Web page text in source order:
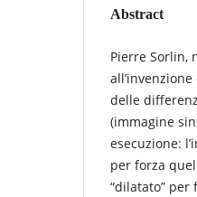
Abstract
Pierre Sorlin,
delle
(immagine
esecuzione:
per forza
“dilatato” per